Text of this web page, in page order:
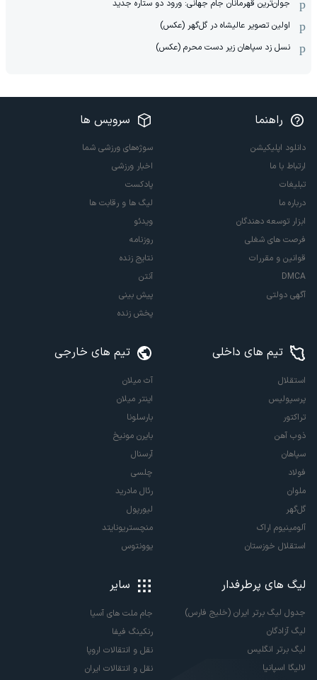
جوان‌ترین قهرمانان جام جهانی: ورود دو ستاره جدید
اولین تصویر عالیشاه در گل‌گهر (عکس)
نسل زد سپاهان زیر دست محرم (عکس)
راهنما
دانلود اپلیکیشن
ارتباط با ما
تبلیغات
درباره ما
ابزار توسعه دهندگان
فرصت های شغلی
قوانین و مقررات
DMCA
آگهی دولتی
سرویس ها
سوژه‌های ورزشی شما
اخبار ورزشی
پادکست
لیگ ها و رقابت ها
ویدئو
روزنامه
نتایج زنده
آنتن
پیش بینی
پخش زنده
تیم های داخلی
استقلال
پرسپولیس
تراکتور
ذوب آهن
سپاهان
فولاد
ملوان
گل‌گهر
آلومینیوم اراک
استقلال خوزستان
تیم های خارجی
آث میلان
اینتر میلان
بارسلونا
بایرن مونیخ
آرسنال
چلسی
رئال مادرید
لیورپول
منچستریونایتد
یوونتوس
لیگ های پرطرفدار
جدول لیگ برتر ایران (خلیج فارس)
لیگ آزادگان
لیگ برتر انگلیس
لالیگا اسپانیا
سایر
جام ملت های آسیا
رنکینگ فیفا
نقل و انتقالات اروپا
نقل و انتقالات ایران